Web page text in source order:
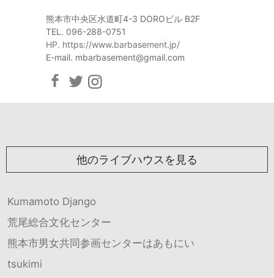
熊本市中央区水道町4-3 DOROビル B2F
TEL. 096-288-0751
HP. https://www.barbasement.jp/
E-mail. mbarbasement@gmail.com
他のライブハウスを見る
Kumamoto Django
荒尾総合文化センター
熊本市男女共同参画センターはあもにい
tsukimi